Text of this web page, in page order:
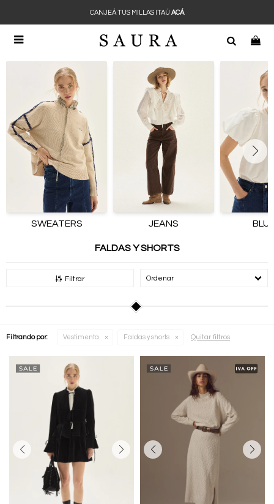

CANJEÁ TUS MILLAS ITAÚ ACÁ
SWEATERS JEANS
FALDAS Y SHORTS
Filtrar Recomendados
Filtrando por: Vestimenta Faldas y shorts Quitar filtros